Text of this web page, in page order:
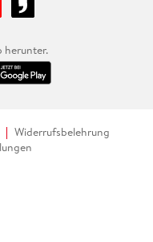
herunter.
Widerrufsbelehrung